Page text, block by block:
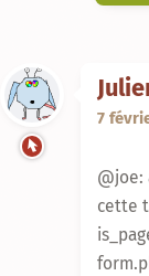
7
cette